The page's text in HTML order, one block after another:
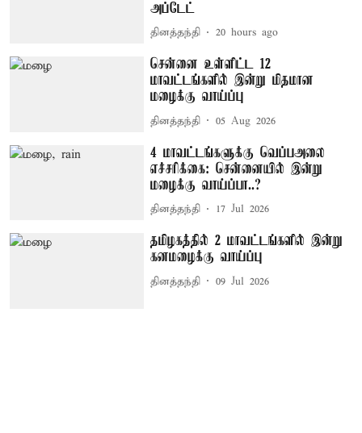
அப்டேட்
தினத்தந்தி 20 hours ago
சென்னை உள்ளிட்ட 12
மாவட்டங்களில் இன்று மிதமான
மழைக்கு வாய்ப்பு
தினத்தந்தி 05 Aug 2026
4 மாவட்டங்களுக்கு வெப்பஅலை
எச்சரிக்கை: சென்னையில் இன்று
மழைக்கு வாய்ப்பா..?
தினத்தந்தி 17 Jul 2026
தமிழகத்தில் 2 மாவட்டங்களில் இன்று
கனமழைக்கு வாய்ப்பு
தினத்தந்தி 09 Jul 2026